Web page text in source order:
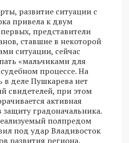
развитие ситуации с
привела к двум
представители
ставшие в некоторой
ситуации, сейчас
«мальчиками для
процессе. На
деле Пушкарева нет
свидетелей, при этом
активная
градоначальника.
полпредом
под удар Владивосток
развития региона.